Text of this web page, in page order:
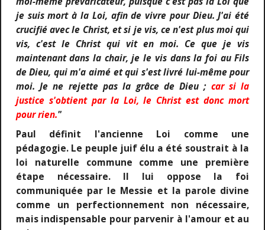
je suis mort à la Loi, afin de vivre pour Dieu. J'ai été
crucifié avec le Christ, et si je vis, ce n'est plus moi qui
vis, c'est le Christ qui vit en moi. Ce que je vis
maintenant dans la chair, je le vis dans la foi au Fils
de Dieu, qui m'a aimé et qui s'est livré lui-même pour
moi. Je ne rejette pas la grâce de Dieu ; car si la
justice s'obtient par la Loi, le Christ est donc mort
pour rien."
Paul définit l'ancienne Loi comme une
pédagogie. Le peuple juif élu a été soustrait à la
loi naturelle commune comme une première
étape nécessaire. Il lui oppose la foi
communiquée par le Messie et la parole divine
comme un perfectionnement non nécessaire,
mais indispensable pour parvenir à l'amour et au